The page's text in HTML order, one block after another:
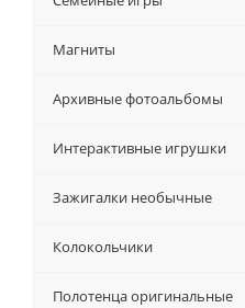
Магниты
Архивные фотоальбомы
Интерактивные игрушки
Зажигалки необычные
Колокольчики
Полотенца оригинальные